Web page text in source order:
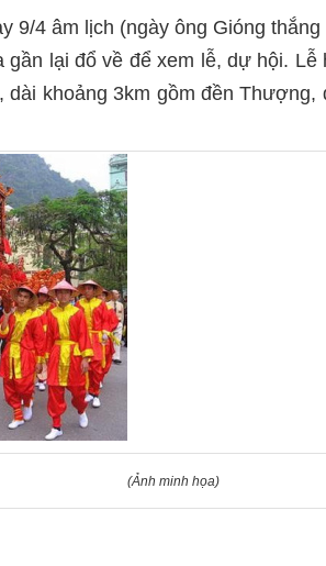
9/4 âm lịch (ngày ông Gióng
lại đổ về để xem lễ, dự hội.
dài khoảng 3km gồm đền Thượng,
(Ảnh minh họa)